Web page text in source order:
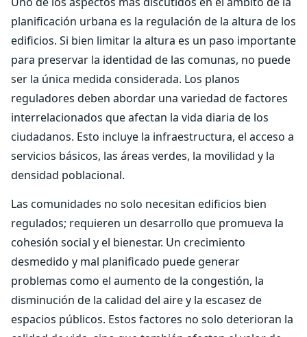
planificación urbana es la regulación de la altura de los
edificios. Si bien limitar la altura es un paso importante
para preservar la identidad de las comunas, no puede
ser la única medida considerada. Los planos
reguladores deben abordar una variedad de factores
interrelacionados que afectan la vida diaria de los
ciudadanos. Esto incluye la infraestructura, el acceso a
servicios básicos, las áreas verdes, la movilidad y la
densidad poblacional.
Las comunidades no solo necesitan edificios bien
regulados; requieren un desarrollo que promueva la
cohesión social y el bienestar. Un crecimiento
desmedido y mal planificado puede generar
problemas como el aumento de la congestión, la
disminución de la calidad del aire y la escasez de
espacios públicos. Estos factores no solo deterioran la